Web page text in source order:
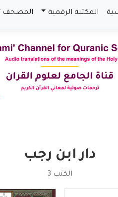
المكتبة الرقمية المصحف
دار ابن رجب
الكتب 3